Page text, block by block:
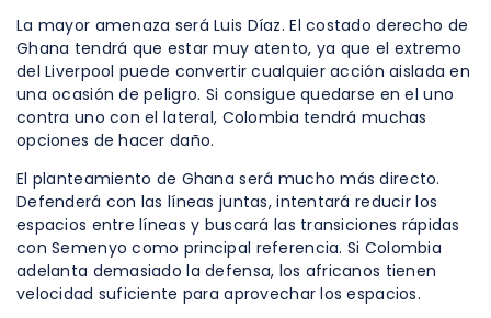
La mayor amenaza será Luis Díaz. El costado derecho de
Ghana tendrá que estar muy atento, ya que el extremo
del Liverpool puede convertir cualquier acción aislada en
una ocasión de peligro. Si consigue quedarse en el uno
contra uno con el lateral, Colombia tendrá muchas
opciones de hacer daño.
El planteamiento de Ghana será mucho más directo.
Defenderá con las líneas juntas, intentará reducir los
espacios entre líneas y buscará las transiciones rápidas
con Semenyo como principal referencia. Si Colombia
adelanta demasiado la defensa, los africanos tienen
velocidad suficiente para aprovechar los espacios.